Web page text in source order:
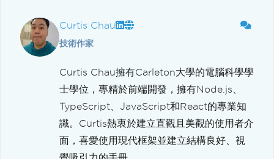
Curtis Chau
技術作家
Curtis Chau擁有Carleton大學的電腦科學學
士學位，專精於前端開發，擁有Node.js、
TypeScript、JavaScript和React的專業知
識。Curtis熱衷於建立直觀且美觀的使用者介
面，喜愛使用現代框架並建立結構良好、視